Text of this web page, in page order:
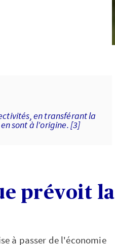
en transférant la
sont à l'origine. [3]
prévoit la
à passer de l'économie